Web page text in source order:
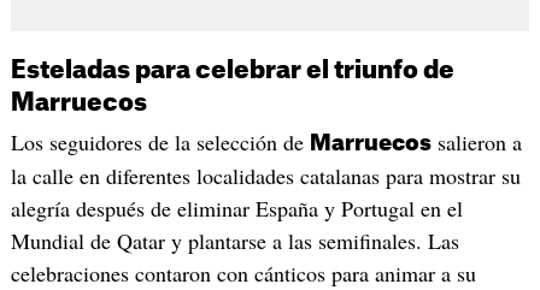
Esteladas para celebrar el triunfo de
Marruecos
Los seguidores de la selección de Marruecossalieron a
la calle en diferentes localidades catalanas para mostrar su
alegría después de eliminar España y Portugal en el
Mundial de Qatar y plantarse a las semifinales. Las
celebraciones contaron con cánticos para animar a su